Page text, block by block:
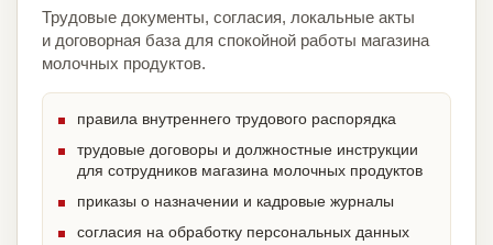
Трудовые документы, согласия, локальные акты
и договорная база для спокойной работы магазина
молочных продуктов.
правила внутреннего трудового распорядка
трудовые договоры и должностные инструкции
для сотрудников магазина молочных продуктов
приказы о назначении и кадровые журналы
согласия на обработку персональных данных